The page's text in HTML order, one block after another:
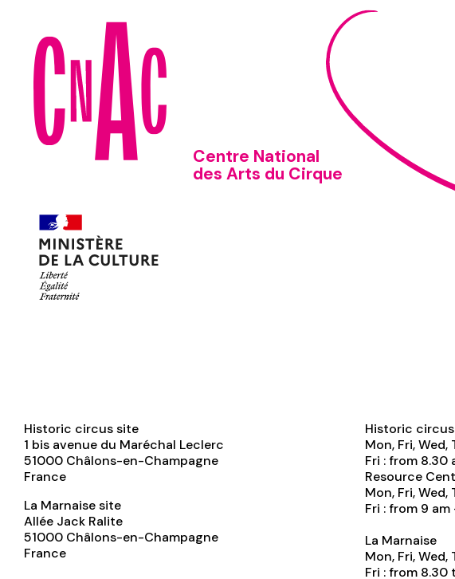
Centre National
des Arts du Cirque
Historic circus site
1 bis avenue du Maréchal Leclerc
51000 Châlons-en-Champagne
France
La Marnaise site
Allée Jack Ralite
51000 Châlons-en-Champagne
France
Historic circus
Mon, Fri,
Fri : from 8.30
Resource
Mon, Fri,
Fri : from 9
La Marnaise
Mon, Fri,
Fri : from 8.30